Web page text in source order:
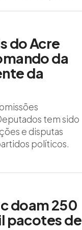
do Acre
da
da
tem sido
e disputas
políticos.
doam 250
pacotes de